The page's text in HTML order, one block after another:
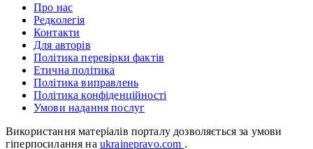
Про нас
Редколегія
Контакти
Для авторів
Політика перевірки фактів
Етична політика
Політика виправлень
Політика конфіденційності
Умови надання послуг
Використання матеріалів порталу дозволяється за умови
гіперпосилання на ukrainepravo.com .